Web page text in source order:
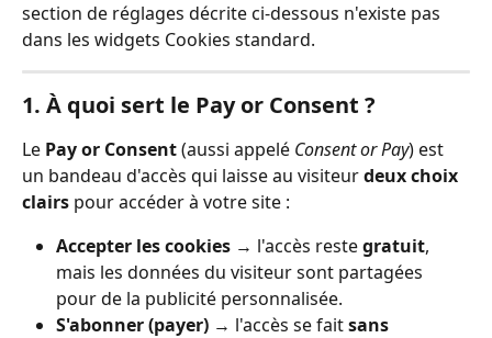
section de réglages décrite ci-dessous n'existe pas
dans les widgets Cookies standard.
1. À quoi sert le Pay or Consent ?
Le Pay or Consent (aussi appelé Consent or Pay) est
un bandeau d'accès qui laisse au visiteur deux choix
clairs pour accéder à votre site :
Accepter les cookies → l'accès reste gratuit,
mais les données du visiteur sont partagées
pour de la publicité personnalisée.
S'abonner (payer) → l'accès se fait sans